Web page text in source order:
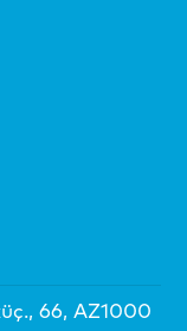
66, AZ1000